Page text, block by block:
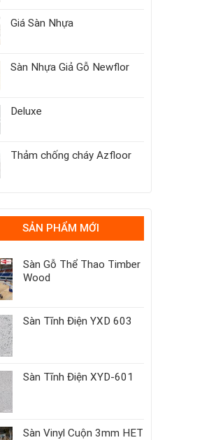
Giá Sàn Nhựa
Sàn Nhựa Giả Gỗ Newflor
Deluxe
Thảm chống cháy Azfloor
SẢN PHẨM MỚI
Sàn Gỗ Thể Thao Timber
Wood
Sàn Tĩnh Điện YXD 603
Sàn Tĩnh Điện XYD-601
Sàn Vinyl Cuộn 3mm HET